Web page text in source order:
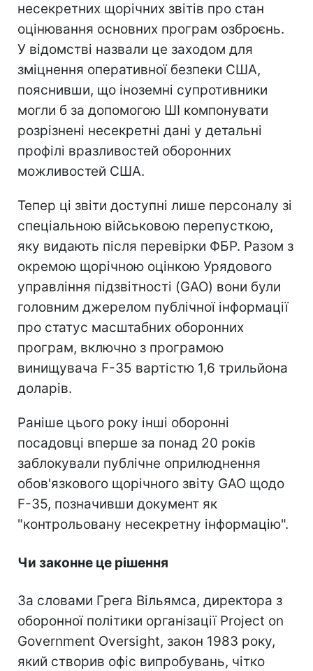
несекретних щорічних звітів про стан
оцінювання основних програм озброєнь.
У відомстві назвали це заходом для
зміцнення оперативної безпеки США,
пояснивши, що іноземні супротивники
могли б за допомогою ШІ компонувати
розрізнені несекретні дані у детальні
профілі вразливостей оборонних
можливостей США.
Тепер ці звіти доступні лише персоналу зі
спеціальною військовою перепусткою,
яку видають після перевірки ФБР. Разом з
окремою щорічною оцінкою Урядового
управління підзвітності (GAO) вони були
головним джерелом публічної інформації
про статус масштабних оборонних
програм, включно з програмою
винищувача F-35 вартістю 1,6 трильйона
доларів.
Раніше цього року інші оборонні
посадовці вперше за понад 20 років
заблокували публічне оприлюднення
обов'язкового щорічного звіту GAO щодо
F-35, позначивши документ як
"контрольовану несекретну інформацію".
Чи законне це рішення
За словами Грега Вільямса, директора з
оборонної політики організації Project on
Government Oversight, закон 1983 року,
який створив офіс випробувань, чітко